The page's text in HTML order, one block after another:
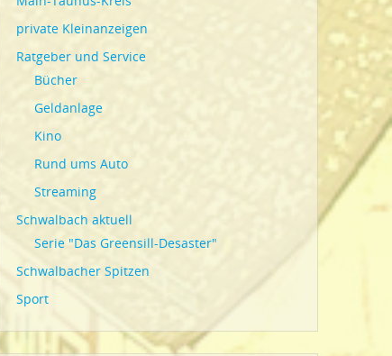
private Kleinanzeigen
Ratgeber und Service
Bücher
Geldanlage
Kino
Rund ums Auto
Streaming
Schwalbach aktuell
Serie "Das Greensill-Desaster"
Schwalbacher Spitzen
Sport